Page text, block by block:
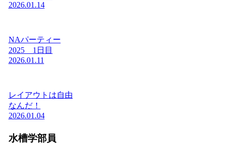
2026.01.14
NAパーティー
2025 1日目
2026.01.11
レイアウトは自由
なんだ！
2026.01.04
水槽学部員